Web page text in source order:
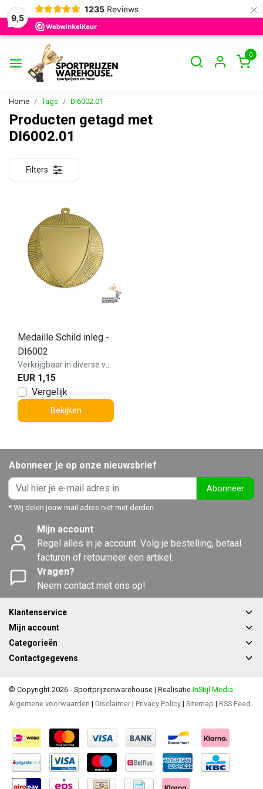
9,5
1235 Reviews ×
0
Home Tags DI6002.01
Producten getagd met
DI6002.01
Filters
Medaille Schild inleg -
DI6002
EUR 1,15
Vergelijk
Bekijken
Abonneer je op onze nieuwsbrief
Abonneer
* Wij delen jouw mail adres niet met derden.
Mijn account
Regel alles in je account. Volg je bestelling, betaal
facturen of retourneer een artikel.
Vragen?
Neem contact met ons op!
Klantenservice
Mijn account
Categorieën
Contactgegevens
© Copyright 2026 - Sportprijzenwarehouse | Realisatie InStijl Media
Algemene voorwaarden | Disclaimer | Privacy Policy | Sitemap | RSS Feed